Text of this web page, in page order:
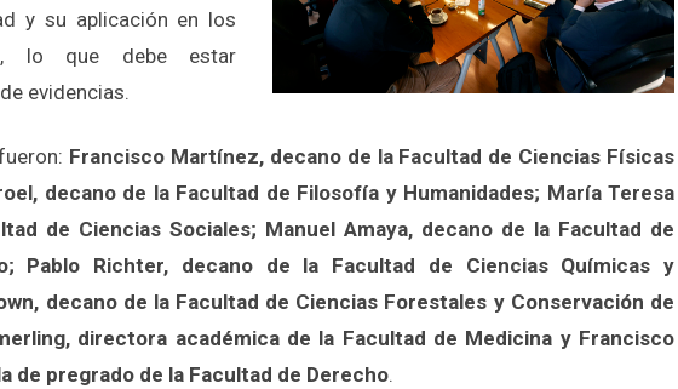
y su aplicación en los
lo que debe estar
evidencias.
Francisco Martínez, decano de la Facultad de Ciencias Físicas
decano de la Facultad de Filosofía y Humanidades; María Teresa
de Ciencias Sociales; Manuel Amaya, decano de la Facultad de
Pablo Richter, decano de la Facultad de Ciencias Químicas y
decano de la Facultad de Ciencias Forestales y Conservación de
directora académica de la Facultad de Medicina y Francisco
de pregrado de la Facultad de Derecho.